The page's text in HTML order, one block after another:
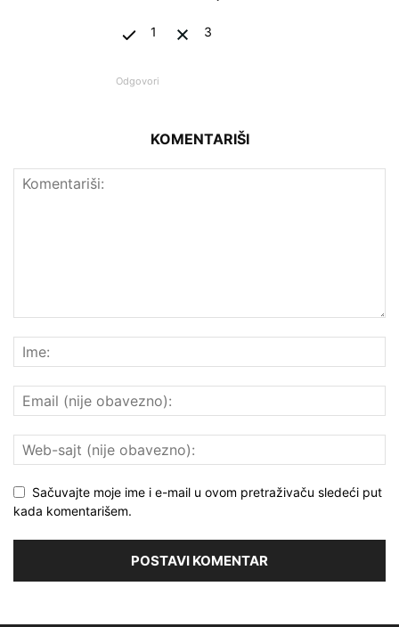
1 3
Odgovori
KOMENTARIŠI
Sačuvajte moje ime i e-mail u ovom pretraživaču sledeći put
kada komentarišem.